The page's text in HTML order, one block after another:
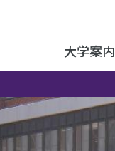
大学案内